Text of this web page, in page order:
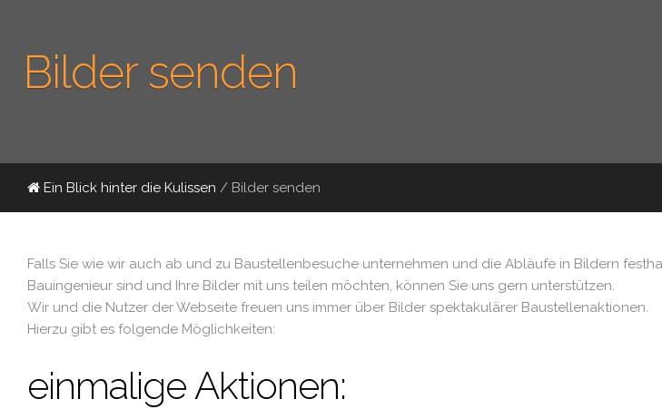
Bilder senden
Ein Blick hinter die Kulissen / Bilder senden
Falls Sie wie wir auch ab und zu Baustellenbesuche unternehmen und die Abläufe in Bildern
Bauingenieur sind und Ihre Bilder mit uns teilen möchten, können Sie uns gern unterstützen.
Wir und die Nutzer der Webseite freuen uns immer über Bilder spektakulärer Baustellenaktionen.
Hierzu gibt es folgende Möglichkeiten:
einmalige Aktionen: